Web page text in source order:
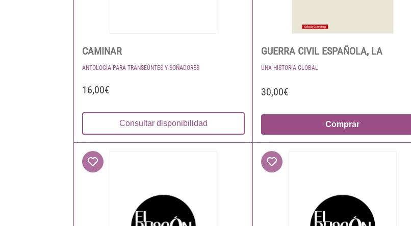
CAMINAR
ANTOLOGÍA PARA TRANSEÚNTES Y SOÑADORES
16,00€
Consultar disponibilidad
GUERRA CIVIL ESPAÑOLA, LA
UNA HISTORIA GLOBAL
30,00€
Comprar